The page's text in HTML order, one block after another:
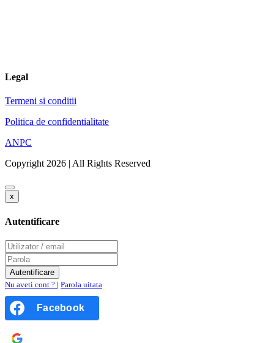
Legal
Termeni si conditii
Politica de confidentialitate
ANPC
Copyright 2026 | All Rights Reserved
x
Autentificare
Nu aveti cont ? | Parola uitata
Facebook